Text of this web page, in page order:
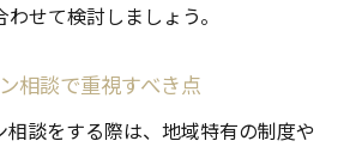
せて検討しましょう。
相談で重視すべき点
相談をする際は、地域特有の制度や